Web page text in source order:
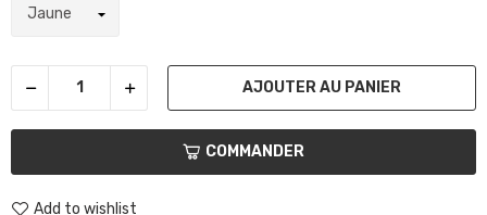
AJOUTER AU PANIER
COMMANDER
Add to wishlist